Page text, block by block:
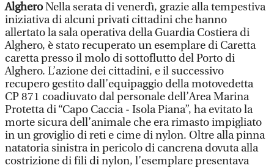
AlgheroNella serata di venerdì, grazie alla tempestiva
iniziativa di alcuni privati cittadini che hanno
allertato la sala operativa della Guardia Costiera di
Alghero, è stato recuperato un esemplare di Caretta
caretta presso il molo di sottoflutto del Porto di
Alghero. L’azione dei cittadini, e il successivo
recupero gestito dall’equipaggio della motovedetta
CP 871 coadiuvato dal personale dell’Area Marina
Protetta di “Capo Caccia - Isola Piana”, ha evitato la
morte sicura dell’animale che era rimasto impigliato
in un groviglio di reti e cime di nylon. Oltre alla pinna
natatoria sinistra in pericolo di cancrena dovuta alla
costrizione di fili di nylon, l’esemplare presentava